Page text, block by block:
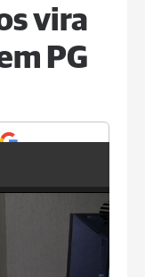
vira
PG